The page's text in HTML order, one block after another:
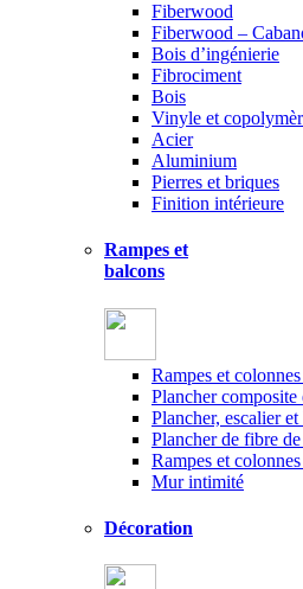
Fiberwood
Fiberwood –
Bois d’ingénierie
Fibrociment
Bois
Vinyle et
Acier
Aluminium
Pierres et briques
Finition intérieure
Rampes et
balcons
Rampes et
Plancher composite
Plancher, escalier
Plancher de fibre
Rampes et
Mur intimité
Décoration